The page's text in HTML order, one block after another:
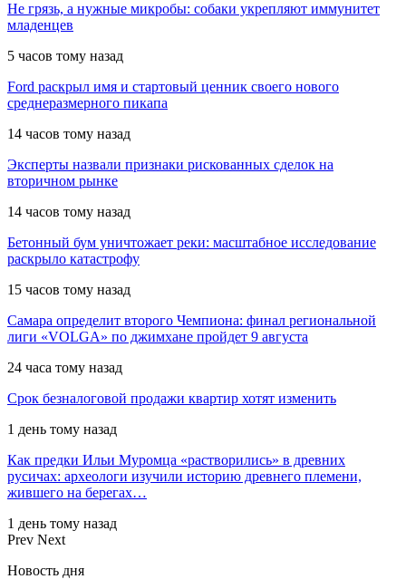
Не грязь, а нужные микробы: собаки укрепляют иммунитет
младенцев
5 часов тому назад
Ford раскрыл имя и стартовый ценник своего нового
среднеразмерного пикапа
14 часов тому назад
Эксперты назвали признаки рискованных сделок на
вторичном рынке
14 часов тому назад
Бетонный бум уничтожает реки: масштабное исследование
раскрыло катастрофу
15 часов тому назад
Самара определит второго Чемпиона: финал региональной
лиги «VOLGA» по джимхане пройдет 9 августа
24 часа тому назад
Срок безналоговой продажи квартир хотят изменить
1 день тому назад
Как предки Ильи Муромца «растворились» в древних
русичах: археологи изучили историю древнего племени,
жившего на берегах…
1 день тому назад
Prev Next
Новость дня